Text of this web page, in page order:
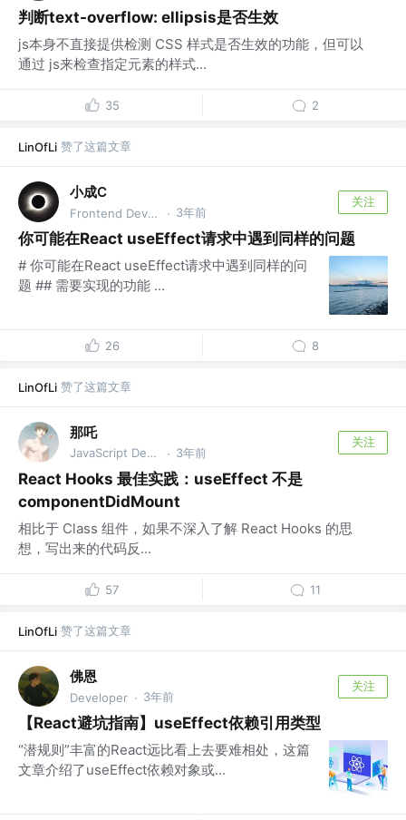
判断text-overflow: ellipsis是否生效
js本身不直接提供检测 CSS 样式是否生效的功能，但可以
通过 js来检查指定元素的样式...
35 2
LinOfLi 赞了这篇文章
小成C
Frontend Developer · 3年前
关注
你可能在React useEffect请求中遇到同样的问题
# 你可能在React useEffect请求中遇到同样的问
题 ## 需要实现的功能 ...
26 8
LinOfLi 赞了这篇文章
那吒
JavaScript Developer @阿里巴巴（淘宝） · 3年前
关注
React Hooks 最佳实践：useEffect 不是
componentDidMount
相比于 Class 组件，如果不深入了解 React Hooks 的思
想，写出来的代码反...
57 11
LinOfLi 赞了这篇文章
佛恩
Developer · 3年前
关注
【React避坑指南】useEffect依赖引用类型
“潜规则”丰富的React远比看上去要难相处，这篇
文章介绍了useEffect依赖对象或...